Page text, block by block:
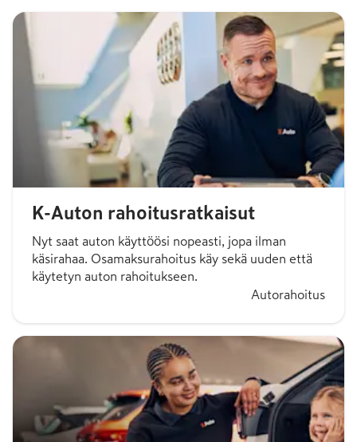
K-Auton rahoitusratkaisut
Nyt saat auton käyttöösi nopeasti, jopa ilman
käsirahaa. Osamaksurahoitus käy sekä uuden että
käytetyn auton rahoitukseen.
Autorahoitus